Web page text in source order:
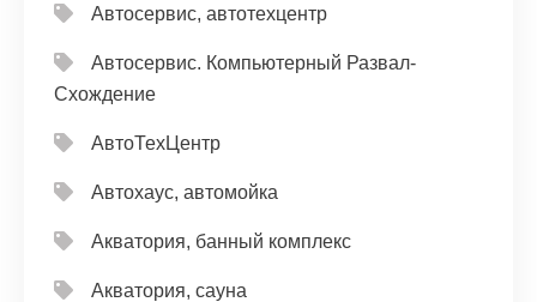
Автосервис, автотехцентр
Автосервис. Компьютерный Развал-
Схождение
АвтоТехЦентр
Автохаус, автомойка
Акватория, банный комплекс
Акватория, сауна